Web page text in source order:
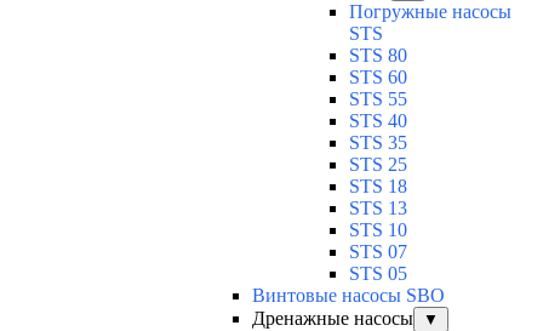
Погружные насосы
STS
STS 80
STS 60
STS 55
STS 40
STS 35
STS 25
STS 18
STS 13
STS 10
STS 07
STS 05
Винтовые насосы SBO
Дренажные насосы
▼